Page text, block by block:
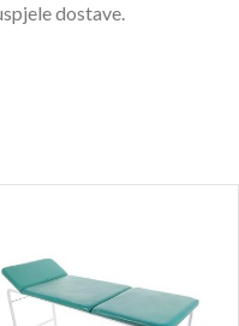
dostave.